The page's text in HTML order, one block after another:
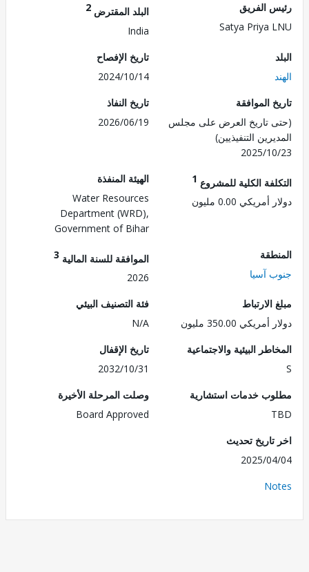
الفريق
Satya Priya
البلد المقترض
تاريخ الإفصاح
2024/10/14
الموافقة
تاريخ العرض على مجلس
التنفيذيين)
2025/
تاريخ النفاذ
2026/06/19
الكلية للمشروع1
0.00 مليون
الهيئة المنفذة
Water Resources
Department (WRD),
Government of Bihar
آسيا
الموافقة للسنة المالية3
350.00 مليون
فئة التصنيف البيئي
N/A
البيئية والاجتماعية
تاريخ الإقفال
2032/10/31
خدمات استشارية
وصلت المرحلة الأخيرة
Board Approved
تحديث
2025/